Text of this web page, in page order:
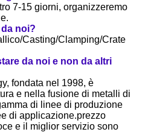
7-15 giorni, organizzeremo
noi?
Casting/Clamping/Crate
da noi e non da altri
fondata nel 1998, è
e nella fusione di metalli di
di linee di produzione
di applicazione.prezzo
e il miglior servizio sono